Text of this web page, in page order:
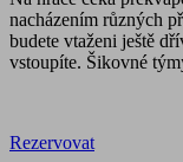
nacházením různých
budete vtaženi ještě
vstoupíte. Šikovné
Rezervovat